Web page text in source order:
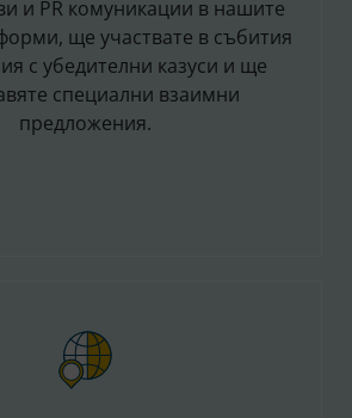
и PR комуникации в нашите
ще участвате в събития
с убедителни казуси и ще
специални взаимни
предложения.